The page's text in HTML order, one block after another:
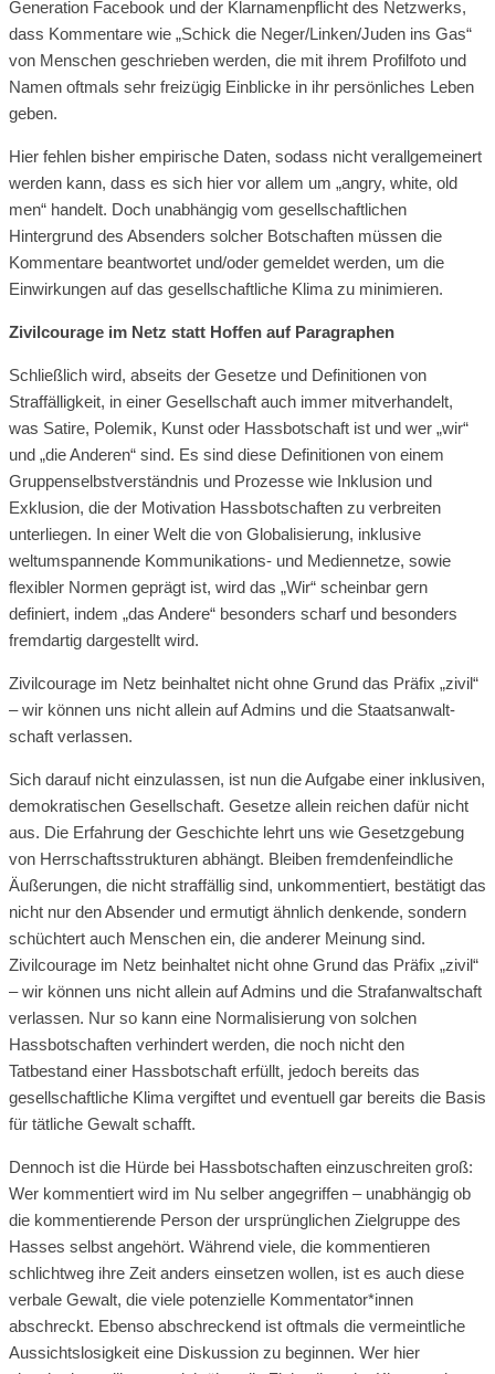
Generation Facebook und der Klarnamenpflicht des Netzwerks,
dass Kommentare wie „Schick die Neger/Linken/Juden ins Gas“
von Menschen geschrieben werden, die mit ihrem Profilfoto und
Namen oftmals sehr freizügig Einblicke in ihr persönliches Leben
geben.
Hier fehlen bisher empirische Daten, sodass nicht verallgemeinert
werden kann, dass es sich hier vor allem um „angry, white, old
men“ handelt. Doch unabhängig vom gesellschaftlichen
Hintergrund des Absenders solcher Botschaften müssen die
Kommentare beantwortet und/oder gemeldet werden, um die
Einwirkungen auf das gesellschaftliche Klima zu minimieren.
Zivilcourage im Netz statt Hoffen auf Paragraphen
Schließlich wird, abseits der Gesetze und Definitionen von
Straffälligkeit, in einer Gesellschaft auch immer mitverhandelt,
was Satire, Polemik, Kunst oder Hassbotschaft ist und wer „wir“
und „die Anderen“ sind. Es sind diese Definitionen von einem
Gruppenselbstverständnis und Prozesse wie Inklusion und
Exklusion, die der Motivation Hassbotschaften zu verbreiten
unterliegen. In einer Welt die von Globalisierung, inklusive
weltumspannende Kommunikations- und Mediennetze, sowie
flexibler Normen geprägt ist, wird das „Wir“ scheinbar gern
definiert, indem „das Andere“ besonders scharf und besonders
fremdartig dargestellt wird.
Zivilcourage im Netz beinhaltet nicht ohne Grund das Präfix „zivil“
– wir können uns nicht allein auf Admins und die Staats­an­walt­
schaft verlassen.
Sich darauf nicht einzulassen, ist nun die Aufgabe einer inklusiven,
demokratischen Gesellschaft. Gesetze allein reichen dafür nicht
aus. Die Erfahrung der Geschichte lehrt uns wie Gesetzgebung
von Herrschaftsstrukturen abhängt. Bleiben fremdenfeindliche
Äußerungen, die nicht straffällig sind, unkommentiert, bestätigt das
nicht nur den Absender und ermutigt ähnlich denkende, sondern
schüchtert auch Menschen ein, die anderer Meinung sind.
Zivilcourage im Netz beinhaltet nicht ohne Grund das Präfix „zivil“
– wir können uns nicht allein auf Admins und die Strafanwaltschaft
verlassen. Nur so kann eine Normalisierung von solchen
Hassbotschaften verhindert werden, die noch nicht den
Tatbestand einer Hassbotschaft erfüllt, jedoch bereits das
gesellschaftliche Klima vergiftet und eventuell gar bereits die Basis
für tätliche Gewalt schafft.
Dennoch ist die Hürde bei Hassbotschaften einzuschreiten groß:
Wer kommentiert wird im Nu selber angegriffen – unabhängig ob
die kommentierende Person der ursprünglichen Zielgruppe des
Hasses selbst angehört. Während viele, die kommentieren
schlichtweg ihre Zeit anders einsetzen wollen, ist es auch diese
verbale Gewalt, die viele potenzielle Kommentator*innen
abschreckt. Ebenso abschreckend ist oftmals die vermeintliche
Aussichtslosigkeit eine Diskussion zu beginnen. Wer hier